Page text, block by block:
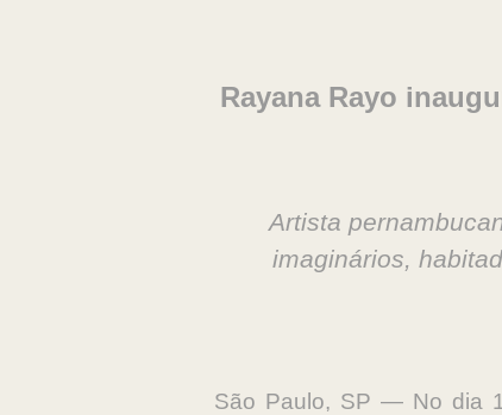
Rayana Rayo
Artista
imaginários,
São Paulo, SP — No dia